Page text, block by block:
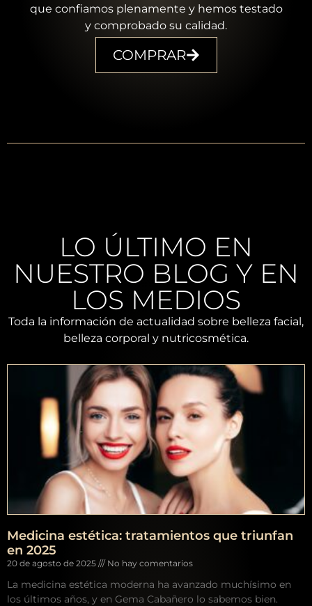
que confiamos plenamente y hemos testado
y comprobado su calidad.
COMPRAR
LO ÚLTIMO EN
NUESTRO BLOG Y EN
LOS MEDIOS
Toda la información de actualidad sobre belleza facial,
belleza corporal y nutricosmética.
Medicina estética: tratamientos que triunfan
en 2025
20 de agosto de 2025 No hay comentarios
La medicina estética moderna ha avanzado muchísimo en
los últimos años, y en Gema Cabañero lo sabemos bien.